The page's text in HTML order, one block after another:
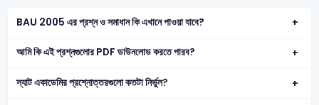
BAU 2005 এর প্রশ্ন ও সমাধান কি এখানে পাওয়া যাবে?
আমি কি এই প্রশ্নগুলোর PDF ডাউনলোড করতে পারব?
স্যাট একাডেমির প্রশ্নোত্তরগুলো কতটা নির্ভুল?